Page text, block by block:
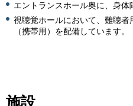
エントランスホール奥に、身体
視聴覚ホールにおいて、難聴者
（携帯用）を配備しています。
施設